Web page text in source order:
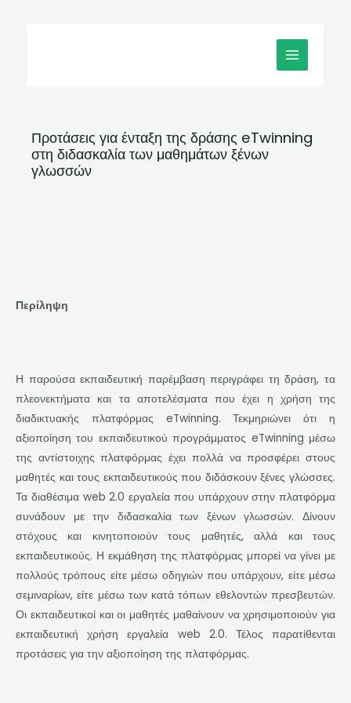
MAIN
MENU
Προτάσεις για ένταξη της δράσης eTwinning
στη διδασκαλία των μαθημάτων ξένων
γλωσσών
Περίληψη
Η παρούσα εκπαιδευτική παρέμβαση περιγράφει τη δράση, τα
πλεονεκτήματα και τα αποτελέσματα που έχει η χρήση της
διαδικτυακής πλατφόρμας eTwinning. Τεκμηριώνει ότι η
αξιοποίηση του εκπαιδευτικού προγράμματος eTwinning μέσω
της αντίστοιχης πλατφόρμας έχει πολλά να προσφέρει στους
μαθητές και τους εκπαιδευτικούς που διδάσκουν ξένες γλώσσες.
Τα διαθέσιμα web 2.0 εργαλεία που υπάρχουν στην πλατφόρμα
συνάδουν με την διδασκαλία των ξένων γλωσσών. Δίνουν
στόχους και κινητοποιούν τους μαθητές, αλλά και τους
εκπαιδευτικούς. Η εκμάθηση της πλατφόρμας μπορεί να γίνει με
πολλούς τρόπους είτε μέσω οδηγιών που υπάρχουν, είτε μέσω
σεμιναρίων, είτε μέσω των κατά τόπων εθελοντών πρεσβευτών.
Οι εκπαιδευτικοί και οι μαθητές μαθαίνουν να χρησιμοποιούν για
εκπαιδευτική χρήση εργαλεία web 2.0. Τέλος παρατίθενται
προτάσεις για την αξιοποίηση της πλατφόρμας.